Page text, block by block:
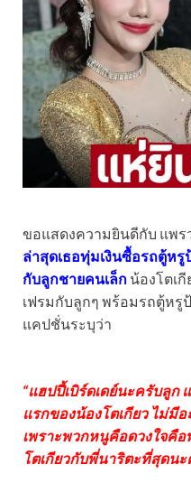
ขอแสดงความยินดีกับ แพร
ล่าสุดเธอทุ่มเงินซื้อรถตู้หรู
กับลูกชายคนเล็ก น้องโตเ
เฟรมกับลูกๆ พร้อมรถตู้หรู
แคปชั่นระบุว่า
“แฮปปี้เบิร์ดเดย์นะครับลูก
แรกของน้องโตเกียว ไม่มี
เพราะพวกหนูคือดวงใจคื
โตเกียวกับพี่นาริตะที่สุดนะ